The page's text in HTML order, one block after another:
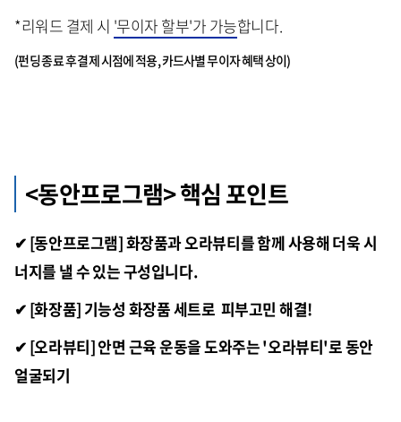
*리워드 결제 시 '무이자 할부'가 가능합니다.
(펀딩 종료 후 결제 시점에 적용, 카드사별 무이자 혜택 상이)
<동안프로그램> 핵심 포인트
✔ [동안프로그램] 화장품과 오라뷰티를 함께 사용해 더욱 시
너지를 낼 수 있는 구성입니다.
✔ [화장품] 기능성 화장품 세트로 피부고민 해결!
✔ [오라뷰티] 안면 근육 운동을 도와주는 '오라뷰티'로 동안
얼굴되기